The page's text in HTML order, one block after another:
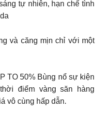
tự nhiên, hạn chế tình
và căng mịn chỉ với một
TO 50% Bùng nổ sự kiện
điểm vàng săn hàng
vô cùng hấp dẫn.